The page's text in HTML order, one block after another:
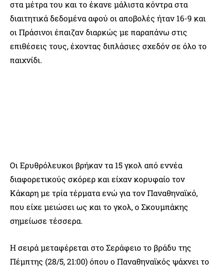
στα μέτρα του και το έκανε μάλιστα κόντρα στα
διαιτητικά δεδομένα αφού οι αποβολές ήταν 16-9 και
οι Πράσινοι έπαιζαν διαρκώς με παραπάνω στις
επιθέσεις τους, έχοντας διπλάσιες σχεδόν σε όλο το
παιχνίδι.
Οι Ερυθρόλευκοι βρήκαν τα 15 γκολ από εννέα
διαφορετικούς σκόρερ και είχαν κορυφαίο τον
Κάκαρη με τρία τέρματα ενώ για τον Παναθηναϊκό,
που είχε μειώσει ως και το γκολ, ο Σκουμπάκης
σημείωσε τέσσερα.
Η σειρά μεταφέρεται στο Σεράφειο το βράδυ της
Πέμπτης (28/5, 21:00) όπου ο Παναθηναϊκός ψάχνει το